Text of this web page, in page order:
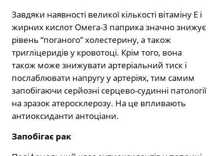
Завдяки наявності великої кількості вітаміну Е і
жирних кислот Омега-3 паприка значно знижує
рівень “поганого” холестерину, а також
тригліцеридів у кровотоці. Крім того, вона
також може знижувати артеріальний тиск і
послаблювати напругу у артеріях, тим самим
запобігаючи серйозні серцево-судинні патології
на зразок атеросклерозу. На це впливають
антиоксиданти антоціани.
Запобігає рак